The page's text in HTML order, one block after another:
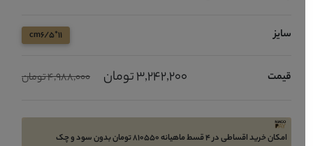
سایز
قیمت 3,242,200 تومان 4,988,000 تومان
امکان خرید اقساطی در 4 قسط ماهیانه 810550 تومان بدون سود و چک